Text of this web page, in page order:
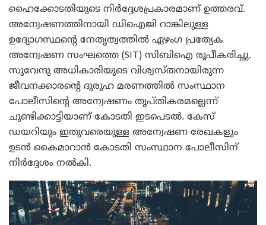
ഹൈക്കോടതിയുടെ നിർദ്ദേശപ്രകാരമാണ് ഉത്തരവ്.
അന്വേഷണത്തിനായി ഡിഐജി റാങ്കിലുള്ള
ഉദ്യോഗസ്ഥൻ്റെ നേതൃത്വത്തിൽ ഏഴംഗ പ്രത്യേക
അന്വേഷണ സംഘത്തെ (SIT) സിബിഐ രൂപീകരിച്ചു.
സുവേന്ദു അധികാരിയുടെ വിശ്വസ്തനായിരുന്ന
ജീവനക്കാരന്റെ ദുരൂഹ മരണത്തിൽ സംസ്ഥാന
പോലീസിൻ്റെ അന്വേഷണം തൃപ്തികരമല്ലെന്ന്
ചൂണ്ടിക്കാട്ടിയാണ് കോടതി ഇടപെടൽ. കേസ്
ഡയറിയും ഇതുവരെയുള്ള അന്വേഷണ രേഖകളും
ഉടൻ കൈമാറാൻ കോടതി സംസ്ഥാന പോലീസിന്
നിർദ്ദേശം നൽകി.